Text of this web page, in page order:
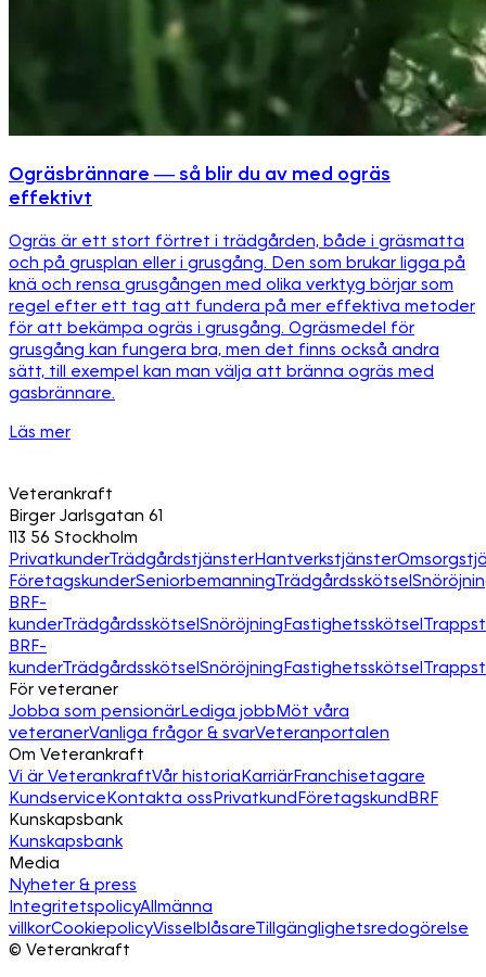
Ogräsbrännare — så blir du av med ogräs
effektivt
Ogräs är ett stort förtret i trädgården, både i gräsmatta
och på grusplan eller i grusgång. Den som brukar ligga på
knä och rensa grusgången med olika verktyg börjar som
regel efter ett tag att fundera på mer effektiva metoder
för att bekämpa ogräs i grusgång. Ogräsmedel för
grusgång kan fungera bra, men det finns också andra
sätt, till exempel kan man välja att bränna ogräs med
gasbrännare.
Läs mer
Veterankraft
Birger Jarlsgatan 61
113 56 Stockholm
PrivatkunderTrädgårdstjänsterHantverkstjänster
FöretagskunderSeniorbemanningTrädgårdsskötsel
BRF-
kunderTrädgårdsskötselSnöröjningFastighetsskötsel
BRF-
kunderTrädgårdsskötselSnöröjningFastighetsskötsel
För veteraner
Jobba som pensionärLediga jobbMöt våra
veteranerVanliga frågor & svarVeteranportalen
Om Veterankraft
Vi är VeterankraftVår historiaKarriärFranchisetagare
KundserviceKontakta ossPrivatkundFöretagskundBRF
Kunskapsbank
Kunskapsbank
Media
Nyheter & press
IntegritetspolicyAllmänna
villkorCookiepolicyVisselblåsareTillgänglighetsredogörelse
© Veterankraft